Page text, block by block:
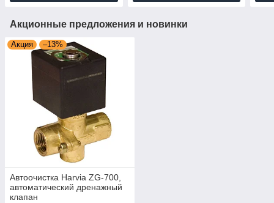
Акционные предложения и новинки
Акция –13%
Автоочистка Harvia ZG-700,
автоматический дренажный
клапан